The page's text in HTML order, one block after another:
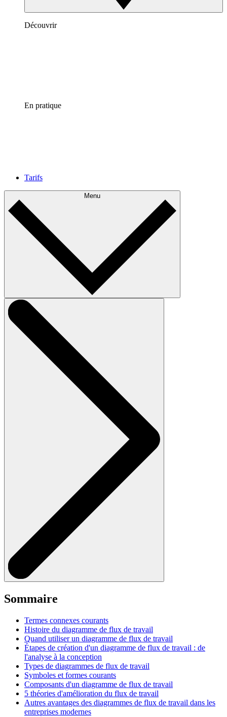
Découvrir
En pratique
Tarifs
Menu
Sommaire
Termes connexes courants
Histoire du diagramme de flux de travail
Quand utiliser un diagramme de flux de travail
Étapes de création d'un diagramme de flux de travail : de
l'analyse à la conception
Types de diagrammes de flux de travail
Symboles et formes courants
Composants d'un diagramme de flux de travail
5 théories d'amélioration du flux de travail
Autres avantages des diagrammes de flux de travail dans les
entreprises modernes